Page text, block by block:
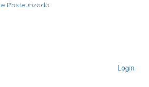
Pasteurizado
Login